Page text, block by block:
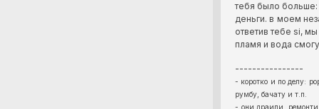
тебя было больше:
деньги. в моем
ответив тебе si,
пламя и вода
----------------
- коротко и по делу:
румбу, бачату и т.п.
- они драили,